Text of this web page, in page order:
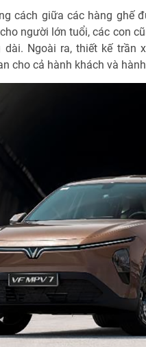
cách giữa các hàng ghế
người lớn tuổi, các con
Ngoài ra, thiết kế trần
cho cả hành khách và